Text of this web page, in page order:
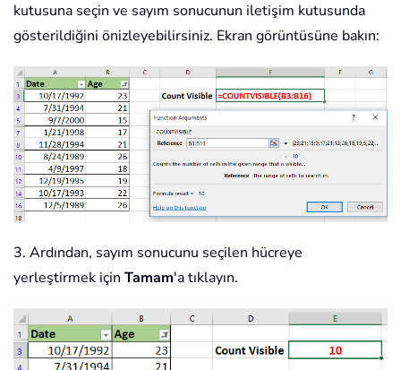
kutusuna seçin ve sayım sonucunun iletişim kutusunda
gösterildiğini önizleyebilirsiniz. Ekran görüntüsüne bakın:
3. Ardından, sayım sonucunu seçilen hücreye
yerleştirmek için Tamam'a tıklayın.